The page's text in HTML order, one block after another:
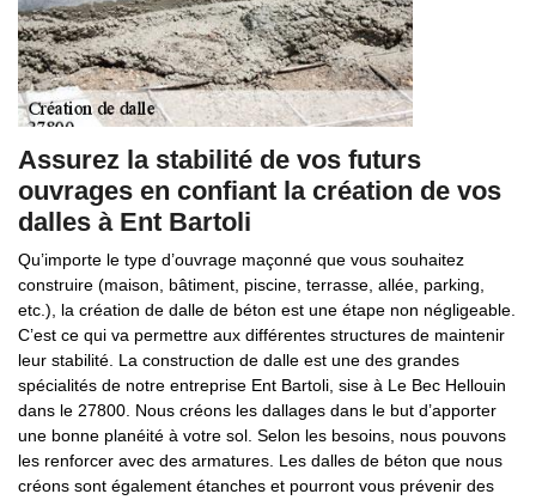
Assurez la stabilité de vos futurs
ouvrages en confiant la création de vos
dalles à Ent Bartoli
Qu’importe le type d’ouvrage maçonné que vous souhaitez
construire (maison, bâtiment, piscine, terrasse, allée, parking,
etc.), la création de dalle de béton est une étape non négligeable.
C’est ce qui va permettre aux différentes structures de maintenir
leur stabilité. La construction de dalle est une des grandes
spécialités de notre entreprise Ent Bartoli, sise à Le Bec Hellouin
dans le 27800. Nous créons les dallages dans le but d’apporter
une bonne planéité à votre sol. Selon les besoins, nous pouvons
les renforcer avec des armatures. Les dalles de béton que nous
créons sont également étanches et pourront vous prévenir des